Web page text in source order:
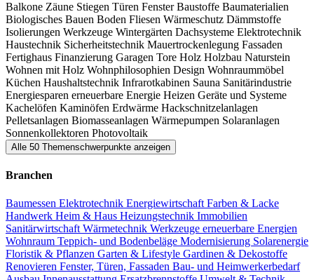
Balkone Zäune Stiegen Türen FensterBaustoffe Baumaterialien
Biologisches Bauen Boden Fliesen Wärmeschutz Dämmstoffe
Isolierungen Werkzeuge Wintergärten Dachsysteme Elektrotechnik
Haustechnik Sicherheitstechnik Mauertrockenlegung Fassaden
Fertighaus Finanzierung Garagen Tore Holz Holzbau Naturstein
Wohnen mit Holz Wohnphilosophien Design Wohnraummöbel
Küchen Haushaltstechnik Infrarotkabinen Sauna Sanitärindustrie
Energiesparen erneuerbare Energie Heizen Geräte und Systeme
Kachelöfen Kaminöfen Erdwärme Hackschnitzelanlagen
Pelletsanlagen Biomasseanlagen Wärmepumpen Solaranlagen
Sonnenkollektoren Photovoltaik
Alle 50 Themenschwerpunkte anzeigen
Branchen
Baumessen Elektrotechnik Energiewirtschaft Farben & Lacke
Handwerk Heim & Haus Heizungstechnik Immobilien
Sanitärwirtschaft Wärmetechnik Werkzeuge erneuerbare Energien
Wohnraum Teppich- und Bodenbeläge Modernisierung Solarenergie
Floristik & Pflanzen Garten & Lifestyle Gardinen & Dekostoffe
Renovieren Fenster, Türen, Fassaden Bau- und Heimwerkerbedarf